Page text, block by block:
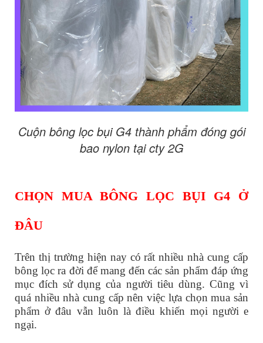
Cuộn bông lọc bụi G4 thành phẩm đóng gói
bao nylon tại cty 2G
CHỌN MUA BÔNG LỌC BỤI G4 Ở
ĐÂU
Trên thị trường hiện nay có rất nhiều nhà cung cấp
bông lọc ra đời để mang đến các sản phẩm đáp ứng
mục đích sử dụng của người tiêu dùng. Cũng vì
quá nhiều nhà cung cấp nên việc lựa chọn mua sản
phẩm ở đâu vẫn luôn là điều khiến mọi người e
ngại.